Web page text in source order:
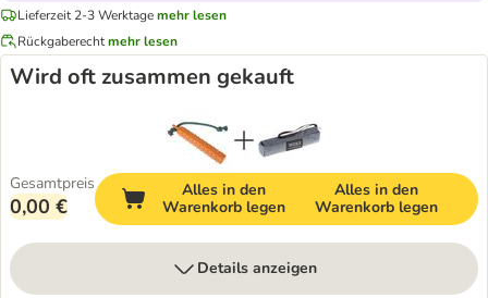
Lieferzeit 2-3 Werktagemehr lesen
Rückgaberechtmehr lesen
Wird oft zusammen gekauft
Gesamtpreis
0,00 €
Alles in den
Warenkorb legen
Alles in den
Warenkorb legen
Details anzeigen